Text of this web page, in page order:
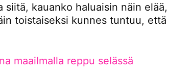
kauanko haluaisin näin elää,
toistaiseksi kunnes tuntuu, että
maailmalla reppu selässä